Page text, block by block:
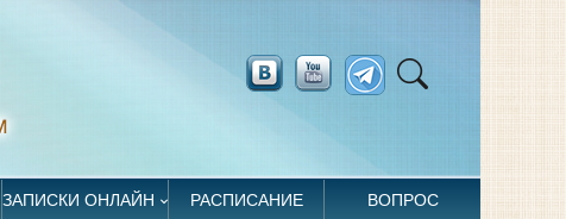
ЗАПИСКИ ОНЛАЙН РАСПИСАНИЕ ВОПРОС